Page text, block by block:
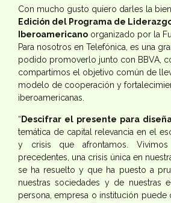
Con mucho gusto quiero darles la
Edición del Programa de
Iberoamericano organizado por la
Para nosotros en Telefónica, es una
podido promoverlo junto con BBVA,
compartimos el objetivo común de
modelo de cooperación y
iberoamericanas.
“ Descifrar el presente para
temática de capital relevancia en el
y crisis que afrontamos.
precedentes, una crisis única en
se ha resuelto y que ha puesto a
nuestras sociedades y de nuestras
persona, empresa o institución puede